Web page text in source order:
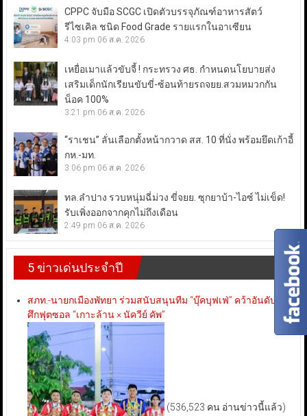
CPPC จับมือ SCGC เปิดตัวบรรจุภัณฑ์อาหารสัตว์
รีไซเคิล ชนิด Food Grade รายแรกในอาเซียน
4:03 pm 06 ส.ค. 2026
เหยื่อเมาแล้วขับจี้ ! กระทรวง ศธ. กำหนดนโยบายส่ง
เสริมเด็กนักเรียนขับขี่-ซ้อนท้ายรถจยย.สวมหมวกกัน
น็อค 100%
3:21 pm 06 ส.ค. 2026
“ราเชน” ลั่นเลือกตั้งหน้ากวาด สส. 10 ที่นั่ง พร้อมยึดเก้าอี้
กห.-มท.
3:06 pm 06 ส.ค. 2026
ทล.ลำปาง รวบหนุ่มฉี่ม่วง ขี่จยย. ซุกยาบ้า-ไอซ์ ไม่เข็ด!
รับเพิ่งออกจากคุกไม่ถึงเดือน
2:49 pm 06 ส.ค. 2026
5 ข่าวเด่นประจำปี
สภท.-นายกเมืองพัทยา ร่วมสนับสนุนทีม “บุ๊คบุฟเฟ่” คว้าอันดับ 3
ศึกฟุตซอล “เกาะล้าน × นัควีย์ คัพ”
(536,523 คน อ่านข่าวนี้แล้ว)